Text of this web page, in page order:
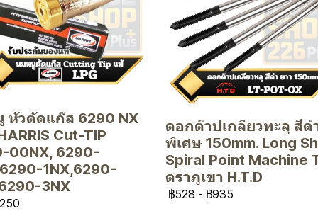
หัวตัดแก๊ส 6290 NX
Cut-TIP
00NX, 6290-
1NX,6290-
3NX
ดอกต๊าปเกลียวทะลุ สีด
พิเศษ 150mm. Long
Spiral Point Machine
ตราภูเขา H.T.D
฿528 - ฿935